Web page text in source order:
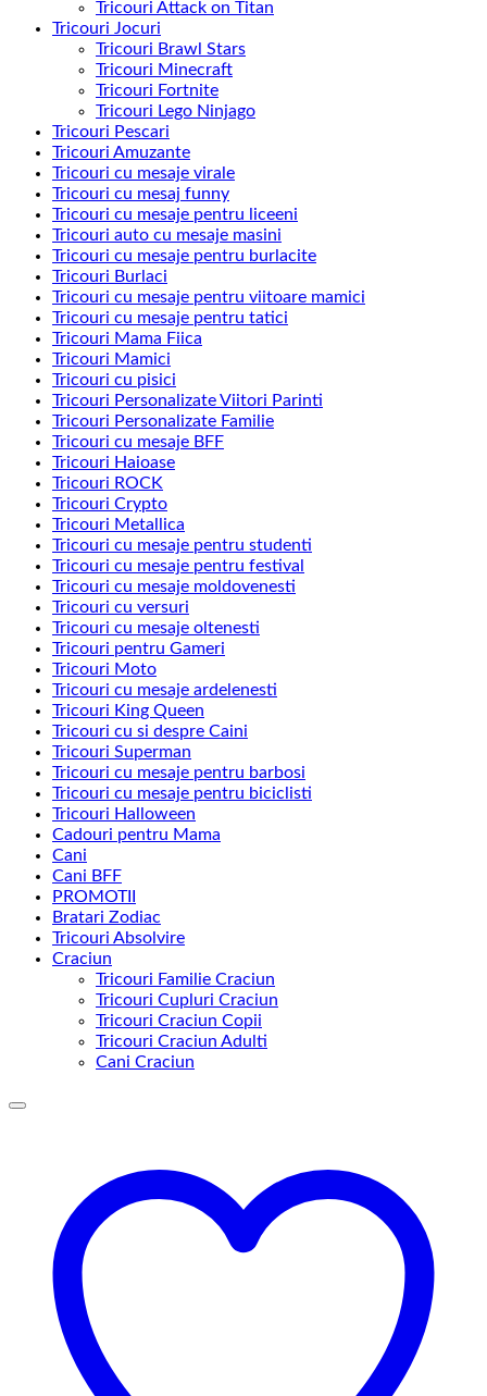
Tricouri Attack on Titan
Tricouri Jocuri
Tricouri Brawl Stars
Tricouri Minecraft
Tricouri Fortnite
Tricouri Lego Ninjago
Tricouri Pescari
Tricouri Amuzante
Tricouri cu mesaje virale
Tricouri cu mesaj funny
Tricouri cu mesaje pentru liceeni
Tricouri auto cu mesaje masini
Tricouri cu mesaje pentru burlacite
Tricouri Burlaci
Tricouri cu mesaje pentru viitoare mamici
Tricouri cu mesaje pentru tatici
Tricouri Mama Fiica
Tricouri Mamici
Tricouri cu pisici
Tricouri Personalizate Viitori Parinti
Tricouri Personalizate Familie
Tricouri cu mesaje BFF
Tricouri Haioase
Tricouri ROCK
Tricouri Crypto
Tricouri Metallica
Tricouri cu mesaje pentru studenti
Tricouri cu mesaje pentru festival
Tricouri cu mesaje moldovenesti
Tricouri cu versuri
Tricouri cu mesaje oltenesti
Tricouri pentru Gameri
Tricouri Moto
Tricouri cu mesaje ardelenesti
Tricouri King Queen
Tricouri cu si despre Caini
Tricouri Superman
Tricouri cu mesaje pentru barbosi
Tricouri cu mesaje pentru biciclisti
Tricouri Halloween
Cadouri pentru Mama
Cani
Cani BFF
PROMOTII
Bratari Zodiac
Tricouri Absolvire
Craciun
Tricouri Familie Craciun
Tricouri Cupluri Craciun
Tricouri Craciun Copii
Tricouri Craciun Adulti
Cani Craciun